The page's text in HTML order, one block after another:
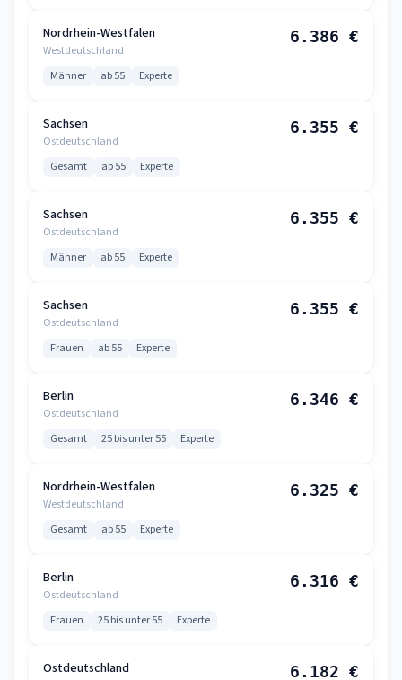
Nordrhein-Westfalen
Westdeutschland
6.386 €
Männer ab 55 Experte
Sachsen
Ostdeutschland
6.355 €
Gesamt ab 55 Experte
Sachsen
Ostdeutschland
6.355 €
Männer ab 55 Experte
Sachsen
Ostdeutschland
6.355 €
Frauen ab 55 Experte
Berlin
Ostdeutschland
6.346 €
Gesamt 25 bis unter 55 Experte
Nordrhein-Westfalen
Westdeutschland
6.325 €
Gesamt ab 55 Experte
Berlin
Ostdeutschland
6.316 €
Frauen 25 bis unter 55 Experte
Ostdeutschland 6.182 €